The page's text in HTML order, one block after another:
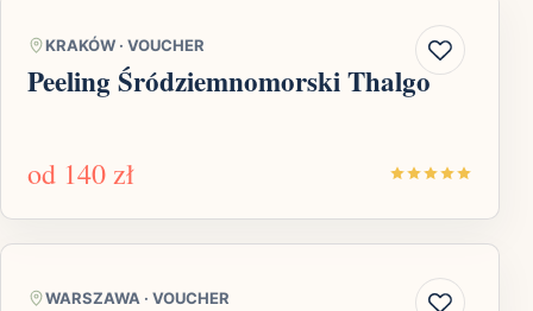
KRAKÓW · VOUCHER
Peeling Śródziemnomorski Thalgo
od 140 zł
WARSZAWA · VOUCHER